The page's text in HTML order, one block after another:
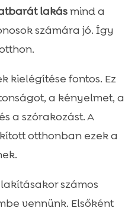
lakásmind a
számára jó. Így
kielégítése fontos. Ez
a kényelmet, a
a szórakozást. A
otthonban ezek a
számos
vennünk. Elsőként